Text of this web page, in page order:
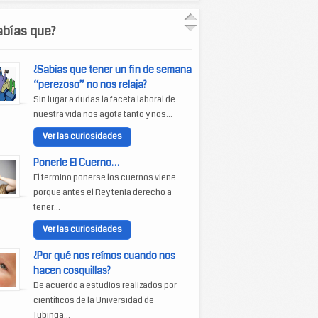
que?
¿Sabias que tener un fin de semana
“perezoso” no nos relaja?
Sin lugar a dudas la faceta laboral de
nuestra vida nos agota tanto y nos...
Ver las curiosidades
Ponerle El Cuerno…
El termino ponerse los cuernos viene
porque antes el Rey tenia derecho a
tener...
Ver las curiosidades
¿Por qué nos reímos cuando nos
hacen cosquillas?
De acuerdo a estudios realizados por
científicos de la Universidad de
Tubinga...